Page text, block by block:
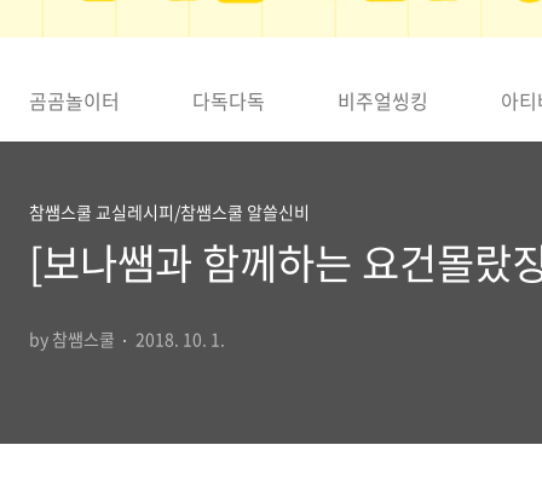
곰곰놀이터 다독다독 비주얼씽킹 아
참쌤스쿨 교실레시피/참쌤스쿨 알쓸신비
[보나쌤과 함께하는 요건몰랐
by 참쌤스쿨 2018. 10. 1.